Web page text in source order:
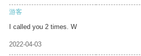
游客
I called you 2 times. W
2022-04-03